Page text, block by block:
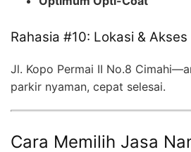
Rahasia #10: Lokasi &
Jl. Kopo Permai II No.8
parkir nyaman, cepat selesai.
Cara Memilih Jasa